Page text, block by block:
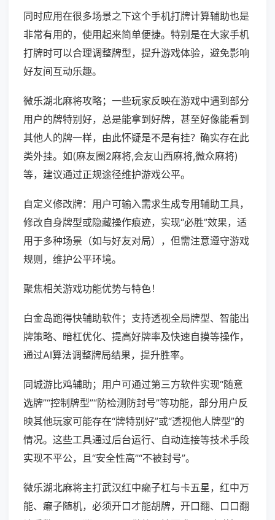
同时应用在很多场景之下这个手机打牌计算辅助也是
非常有用的，使用起来简单便捷。特别是在大家手机
打牌时可以合理调整牌型，提升游戏体验，避免影响
好友间互动乐趣。
微乐湖北麻将攻略；一些玩家反映在游戏中遇到部分
用户的牌特别好，总是能拿到好牌，甚至好像能看到
其他人的牌一样，由此怀疑是不是有挂？确实存在此
类外挂。如(麻友圈2麻将,会友山西麻将,微众麻将)
等，建议通过正规途径维护游戏公平。
自定义修改牌：用户可输入需求生成专用辅助工具，
修改自身牌型或隐藏操作痕迹，实现“必胜”效果，适
用于多种场景（如与好友对局），但需注意遵守游戏
规则，维护公平环境。
聚焦相关游戏功能优势与特色！
白金岛跑得快辅助软件；支持透视全局牌型、智能出
牌策略、暗杠优化、提高好牌率及快速自摸等操作，
通过AI算法调整牌局结果，提升胜率。
同城游比鸡辅助；用户可通过第三方软件实现“随意
选牌”“控制牌型”“防检测防封号”等功能，部分用户反
映其他玩家可能存在“牌特别好”或“透视他人牌型”的
情况。这些工具通过后台运行、自动连接等技术手段
实现不平公，且“安全性高”“不被封号”。
微乐湖北麻将主打武汉红中癞子杠与卡五星，红中万
能、癞子随机，必须开口才能胡牌，开口翻、口口翻